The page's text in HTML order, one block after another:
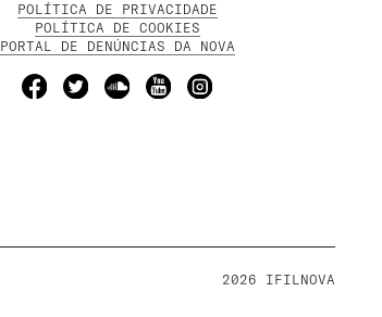
POLÍTICA DE PRIVACIDADE
POLÍTICA DE COOKIES
PORTAL DE DENÚNCIAS DA NOVA
2026 IFILNOVA